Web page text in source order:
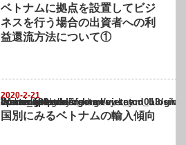
ベトナムに拠点を設置してビジ
ネスを行う場合の出資者への利
益還流方法について①
2020-2-21
Warning
: Undefined array key "show_category" in
/home/netst/kuno-cpa.co.jp/public_html/vietnam_blog/wp-content/themes/
on line183
国別にみるベトナムの輸入傾向